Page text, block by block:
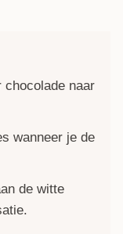
chocolade naar
wanneer je de
de witte